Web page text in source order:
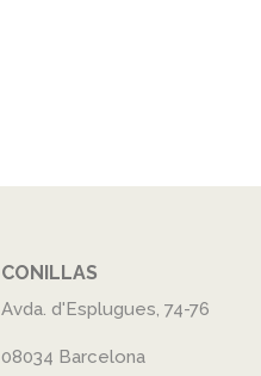
CONILLAS
Avda. d'Esplugues, 74-76
08034 Barcelona